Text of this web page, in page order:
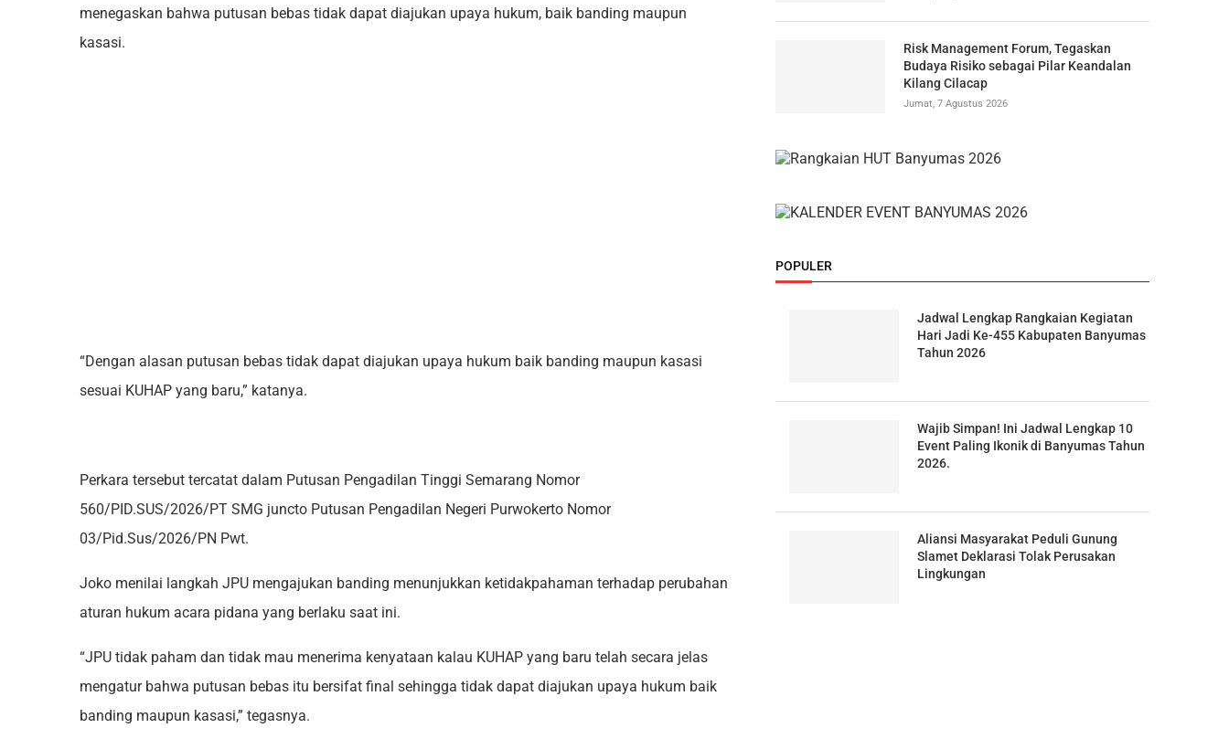
menegaskan bahwa putusan bebas tidak dapat diajukan upaya hukum, baik banding maupun
kasasi.
“Dengan alasan putusan bebas tidak dapat diajukan upaya hukum baik banding maupun kasasi
sesuai KUHAP yang baru,” katanya.
Perkara tersebut tercatat dalam Putusan Pengadilan Tinggi Semarang Nomor
560/PID.SUS/2026/PT SMG juncto Putusan Pengadilan Negeri Purwokerto Nomor
03/Pid.Sus/2026/PN Pwt.
Joko menilai langkah JPU mengajukan banding menunjukkan ketidakpahaman terhadap perubahan
aturan hukum acara pidana yang berlaku saat ini.
“JPU tidak paham dan tidak mau menerima kenyataan kalau KUHAP yang baru telah secara jelas
mengatur bahwa putusan bebas itu bersifat final sehingga tidak dapat diajukan upaya hukum baik
banding maupun kasasi,” tegasnya.
Risk Management Forum, Tegaskan
Budaya Risiko sebagai Pilar Keandalan
Kilang Cilacap
Jumat, 7 Agustus 2026
POPULER
Jadwal Lengkap Rangkaian Kegiatan
Hari Jadi Ke-455 Kabupaten Banyumas
Tahun 2026
Wajib Simpan! Ini Jadwal Lengkap 10
Event Paling Ikonik di Banyumas Tahun
2026.
Aliansi Masyarakat Peduli Gunung
Slamet Deklarasi Tolak Perusakan
Lingkungan